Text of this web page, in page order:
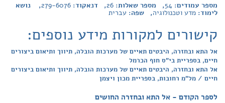
מספר עמודים: 54, מספר שאלות: 26, דנאקוד: 279-6076, נושא
לימוד: מדע וטכנולוגיה, שפה: עברית
קישורים למקורות מידע נוספים:
אל התא ובחזרה, היבטים תאיים של מערכות הובלה, תיווך ותיאום ביצורים
חיים, בספריית בי"ס חוף הכרמל
אל התא ובחזרה, היבטים תאיים של מערכות הובלה, תיווך ותיאום ביצורים
חיים / מל"מ רחובות, בספריית מכון ויצמן
לספר הקודם - אל התא ובחזרה החושים